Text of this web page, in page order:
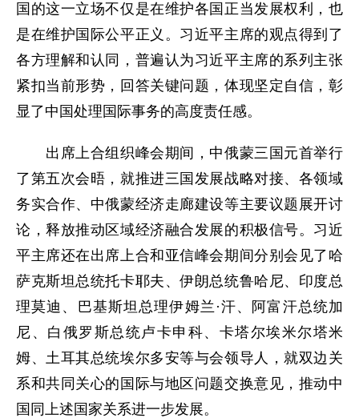
国的这一立场不仅是在维护各国正当发展权利，也
是在维护国际公平正义。习近平主席的观点得到了
各方理解和认同，普遍认为习近平主席的系列主张
紧扣当前形势，回答关键问题，体现坚定自信，彰
显了中国处理国际事务的高度责任感。
出席上合组织峰会期间，中俄蒙三国元首举行
了第五次会晤，就推进三国发展战略对接、各领域
务实合作、中俄蒙经济走廊建设等主要议题展开讨
论，释放推动区域经济融合发展的积极信号。习近
平主席还在出席上合和亚信峰会期间分别会见了哈
萨克斯坦总统托卡耶夫、伊朗总统鲁哈尼、印度总
理莫迪、巴基斯坦总理伊姆兰·汗、阿富汗总统加
尼、白俄罗斯总统卢卡申科、卡塔尔埃米尔塔米
姆、土耳其总统埃尔多安等与会领导人，就双边关
系和共同关心的国际与地区问题交换意见，推动中
国同上述国家关系进一步发展。